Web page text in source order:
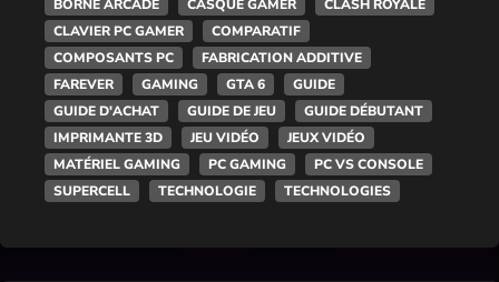
BORNE ARCADE
CASQUE GAMER
CLASH ROYALE
CLAVIER PC GAMER
COMPARATIF
COMPOSANTS PC
FABRICATION ADDITIVE
FAREVER
GAMING GTA 6
GUIDE
GUIDE D'ACHAT
GUIDE DE JEU
GUIDE DÉBUTANT
IMPRIMANTE 3D
JEU VIDÉO
JEUX VIDÉO
MATÉRIEL GAMING
PC GAMING
PC VS CONSOLE
SUPERCELL
TECHNOLOGIE TECHNOLOGIES